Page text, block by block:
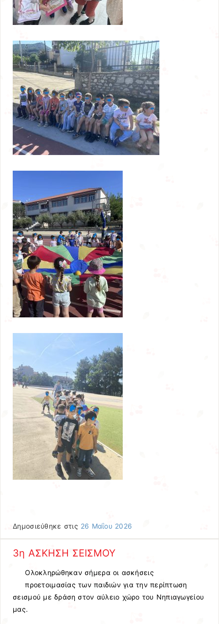
Δημοσιεύθηκε στις 26 Μαΐου 2026
3η ΑΣΚΗΣΗ ΣΕΙΣΜΟΥ
Ολοκληρώθηκαν σήμερα οι ασκήσεις
προετοιμασίας των παιδιών για την περίπτωση
σεισμού με δράση στον αύλειο χώρο του Νηπιαγωγείου
μας.